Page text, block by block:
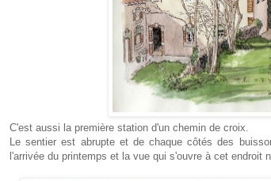
C'est aussi la première station d'un chemin de croix.
Le sentier est abrupte et de chaque côtés des
l'arrivée du printemps et la vue qui s'ouvre à cet endroit